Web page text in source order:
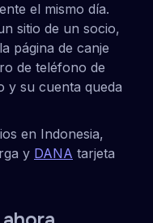
el mismo día.
sitio de un socio,
página de canje
de teléfono de
y su cuenta queda
en Indonesia,
y DANA tarjeta